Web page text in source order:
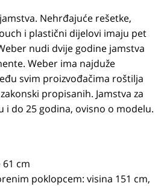
Nehrđajuće rešetke,
i plastični dijelovi imaju pet
nudi dvije godine jamstva
Weber ima najduže
svim proizvođačima roštilja
propisanih. Jamstva za
i do 25 godina, ovisno o modelu.
cm
poklopcem: visina 151 cm,